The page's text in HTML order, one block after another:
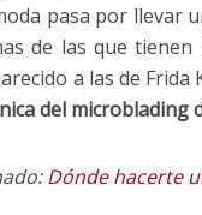
pasa por llevar
de las que
a las de Frida
del microblading
Dónde hacerte